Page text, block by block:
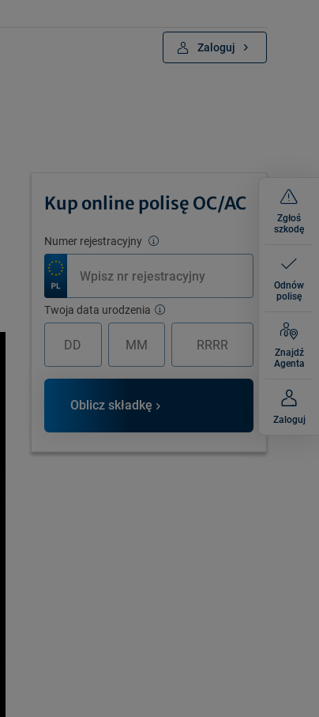
Zaloguj
Kup online polisę OC/AC
Numer rejestracyjny
Twoja data urodzenia
Oblicz składkę
Zgłoś
szkodę
Odnów
polisę
Znajdź
Agenta
Zaloguj